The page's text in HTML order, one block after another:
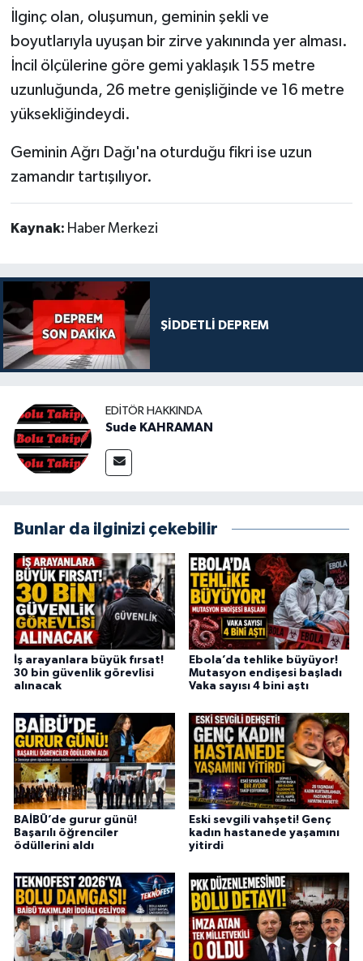
İlginç olan, oluşumun, geminin şekli ve
boyutlarıyla uyuşan bir zirve yakınında yer alması.
İncil ölçülerine göre gemi yaklaşık 155 metre
uzunluğunda, 26 metre genişliğinde ve 16 metre
yüksekliğindeydi.
Geminin Ağrı Dağı'na oturduğu fikri ise uzun
zamandır tartışılıyor.
Kaynak: Haber Merkezi
ŞİDDETLİ DEPREM
EDITÖR HAKKINDA
Sude KAHRAMAN
Bunlar da ilginizi çekebilir
İş arayanlara büyük fırsat!
30 bin güvenlik görevlisi
alınacak
Ebola’da tehlike büyüyor!
Mutasyon endişesi başladı
Vaka sayısı 4 bini aştı
BAİBÜ’de gurur günü!
Başarılı öğrenciler
ödüllerini aldı
Eski sevgili vahşeti! Genç
kadın hastanede yaşamını
yitirdi